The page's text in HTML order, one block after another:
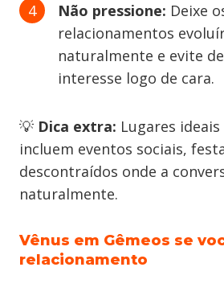
Não pressione: Deixe
relacionamentos
naturalmente e evite
interesse logo de cara.
💡 Dica extra: Lugares
incluem eventos sociais,
descontraídos onde a
naturalmente.
Vênus em Gêmeos se
relacionamento